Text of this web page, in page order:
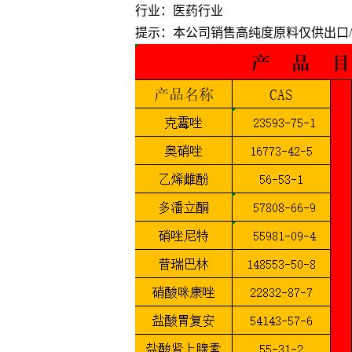
行业：医药行业
提示：本公司销售高纯度原料仅供出口